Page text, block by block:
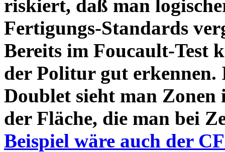
riskiert, daß man
Fertigungs-Standards
Bereits im Foucault-Test
der Politur gut
Doublet sieht man Zonen
der Fläche, die man bei
Beispiel wäre auch der